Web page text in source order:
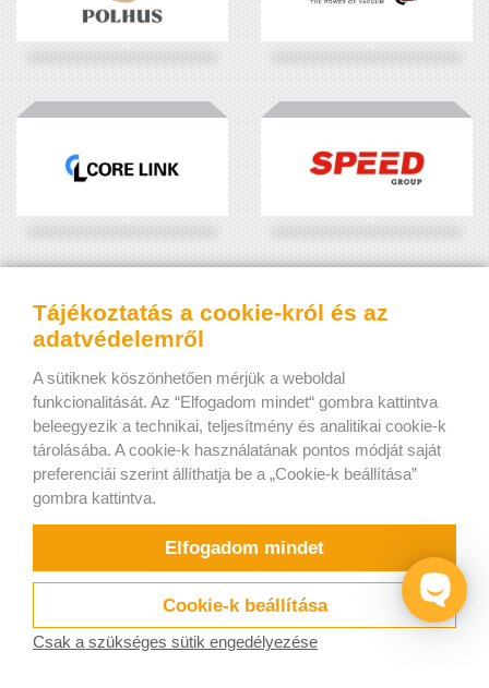
Próbálja
Tájékoztatás a cookie-król és az
adatvédelemről
A sütiknek köszönhetően mérjük a weboldal
funkcionalitását. Az “Elfogadom mindet“ gombra kattintva
beleegyezik a technikai, teljesítmény és analitikai cookie-k
tárolásába. A cookie-k használatának pontos módját saját
preferenciái szerint állíthatja be a „Cookie-k beállítása”
gombra kattintva.
Elfogadom mindet
Cookie-k beállítása
Csak a szükséges sütik engedélyezése